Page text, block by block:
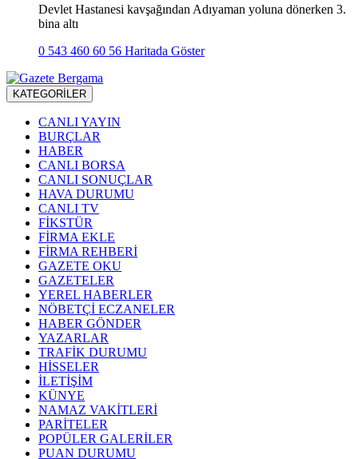
Devlet Hastanesi kavşağından Adıyaman yoluna dönerken 3.
bina altı
0 543 460 60 56 Haritada Göster
KATEGORİLER
CANLI YAYIN
BURÇLAR
HABER
CANLI BORSA
CANLI SONUÇLAR
HAVA DURUMU
CANLI TV
FİKSTÜR
FİRMA EKLE
FİRMA REHBERİ
GAZETE OKU
GAZETELER
YEREL HABERLER
NÖBETÇİ ECZANELER
HABER GÖNDER
YAZARLAR
TRAFİK DURUMU
HİSSELER
İLETİŞİM
KÜNYE
NAMAZ VAKİTLERİ
PARİTELER
POPÜLER GALERİLER
PUAN DURUMU